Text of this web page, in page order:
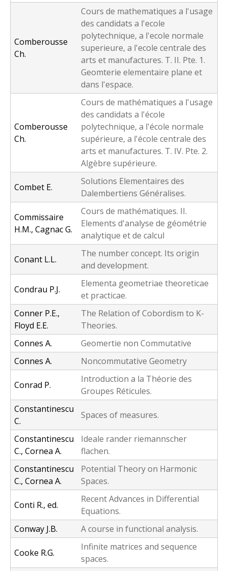
Comberousse
Ch.
Cours de mathematiques a l'usage
des candidats a l'ecole
polytechnique, a l'ecole normale
superieure, a l'ecole centrale des
arts et manufactures. T. II. Pte. 1.
Geomterie elementaire plane et
dans l'espace.
Comberousse
Ch.
Cours de mathématiques a l'usage
des candidats a l'école
polytechnique, a l'école normale
supérieure, a l'école centrale des
arts et manufactures. T. IV. Pte. 2.
Algèbre supérieure.
Combet E.
Solutions Elementaires des
Dalembertiens Généralises.
Commissaire
H.M., Cagnac G.
Cours de mathématiques. II.
Elements d'analyse de géométrie
analytique et de calcul
Conant L.L.
The number concept. Its origin
and development.
Condrau P.J.
Elementa geometriae theoreticae
et practicae.
Conner P.E.,
Floyd E.E.
The Relation of Cobordism to K-
Theories.
Connes A.
Geomertie non Commutative
Connes A.
Noncommutative Geometry
Conrad P.
Introduction a la Théorie des
Groupes Réticules.
Constantinescu
C.
Spaces of measures.
Constantinescu
C., Cornea A.
Ideale rander riemannscher
flachen.
Constantinescu
C., Cornea A.
Potential Theory on Harmonic
Spaces.
Conti R., ed.
Recent Advances in Differential
Equations.
Conway J.B.
A course in functional analysis.
Cooke R.G.
Infinite matrices and sequence
spaces.